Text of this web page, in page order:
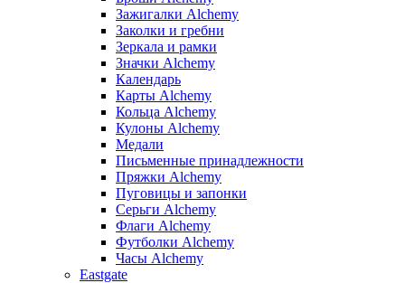
Зажигалки Alchemy
Заколки и гребни
Зеркала и рамки
Значки Alchemy
Календарь
Карты Alchemy
Кольца Alchemy
Кулоны Alchemy
Медали
Письменные принадлежности
Пряжки Alchemy
Пуговицы и запонки
Серьги Alchemy
Флаги Alchemy
Футболки Alchemy
Часы Alchemy
Eastgate